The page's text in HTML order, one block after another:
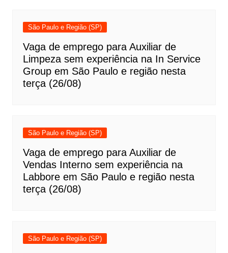
São Paulo e Região (SP)
Vaga de emprego para Auxiliar de
Limpeza sem experiência na In Service
Group em São Paulo e região nesta
terça (26/08)
São Paulo e Região (SP)
Vaga de emprego para Auxiliar de
Vendas Interno sem experiência na
Labbore em São Paulo e região nesta
terça (26/08)
São Paulo e Região (SP)